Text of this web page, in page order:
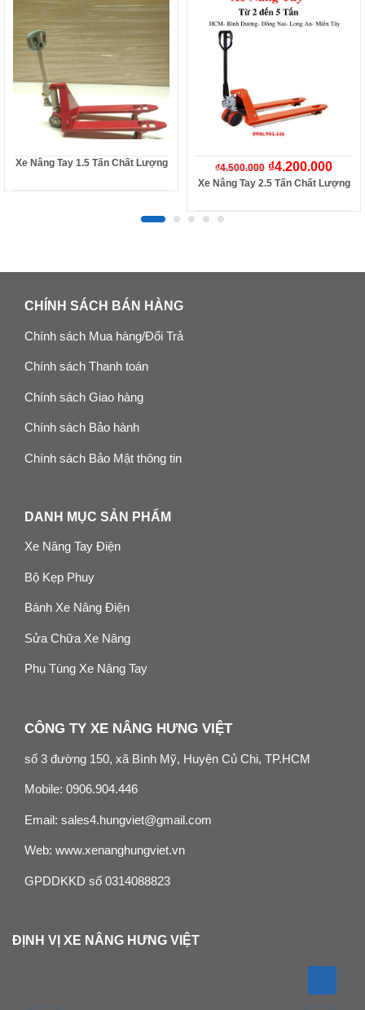
Xe Nâng Tay 1.5 Tấn Chất Lượng ₫4.500.000 ₫4.200.000
Xe Nâng Tay 2.5 Tấn Chất Lượng
CHÍNH SÁCH BÁN HÀNG
Chính sách Mua hàng/Đổi Trả
Chính sách Thanh toán
Chính sách Giao hàng
Chính sách Bảo hành
Chính sách Bảo Mật thông tin
DANH MỤC SẢN PHẨM
Xe Nâng Tay Điện
Bộ Kẹp Phuy
Bánh Xe Nâng Điện
Sửa Chữa Xe Nâng
Phụ Tùng Xe Nâng Tay
CÔNG TY XE NÂNG HƯNG VIỆT
số 3 đường 150, xã Bình Mỹ, Huyện Củ Chi, TP.HCM
Mobile: 0906.904.446
Email: sales4.hungviet@gmail.com
Web: www.xenanghungviet.vn
GPDDKKD số 0314088823
ĐỊNH VỊ XE NÂNG HƯNG VIỆT